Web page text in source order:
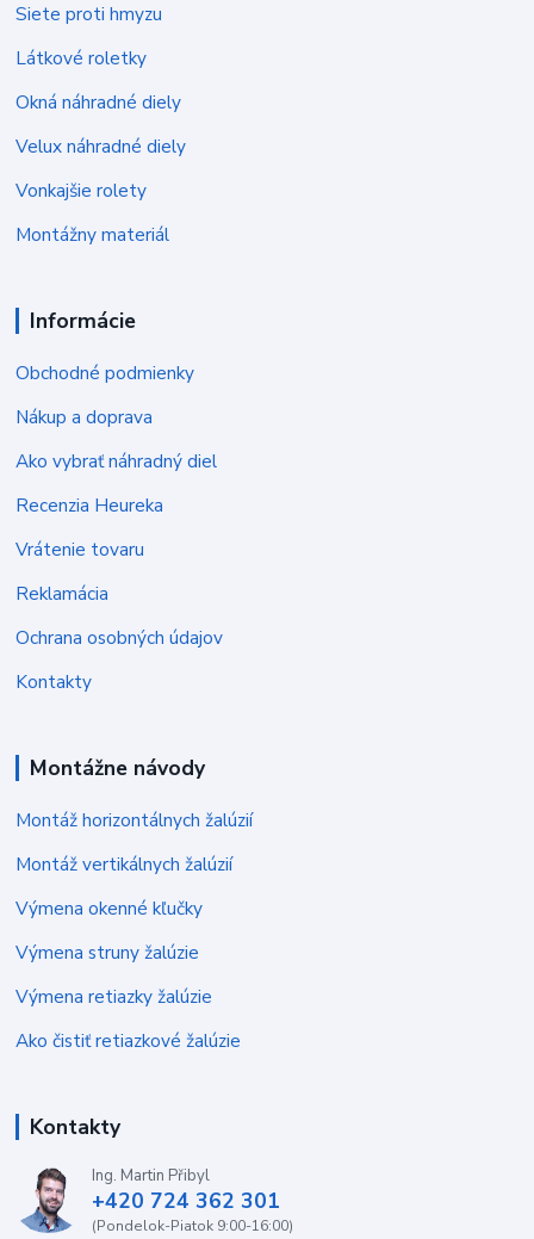
Siete proti hmyzu
Látkové roletky
Okná náhradné diely
Velux náhradné diely
Vonkajšie rolety
Montážny materiál
Informácie
Obchodné podmienky
Nákup a doprava
Ako vybrať náhradný diel
Recenzia Heureka
Vrátenie tovaru
Reklamácia
Ochrana osobných údajov
Kontakty
Montážne návody
Montáž horizontálnych žalúzií
Montáž vertikálnych žalúzií
Výmena okenné kľučky
Výmena struny žalúzie
Výmena retiazky žalúzie
Ako čistiť retiazkové žalúzie
Kontakty
Ing. Martin Přibyl
+420 724 362 301
(Pondelok-Piatok 9:00-16:00)